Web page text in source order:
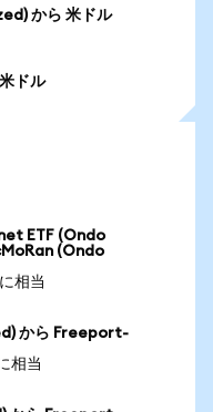
から 米ドル
ドル
ETF (Ondo
(Ondo
相当
から Freeport-
相当